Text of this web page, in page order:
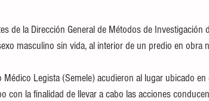
de la Dirección General de Métodos de Investigación
masculino sin vida, al interior de un predio en obra
Médico Legista (Semele) acudieron al lugar ubicado
con la finalidad de llevar a cabo las acciones